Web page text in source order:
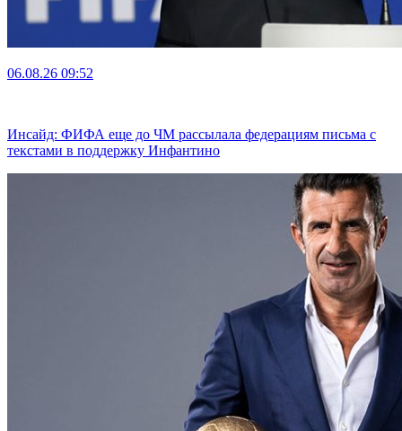
06.08.26 09:52
Инсайд: ФИФА еще до ЧМ рассылала федерациям письма с
текстами в поддержку Инфантино